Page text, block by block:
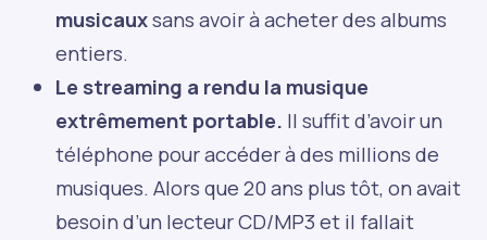
musicauxsans avoir à acheter des albums
entiers.
Le streaming a rendu la musique
extrêmement portable. Il suffit d’avoir un
téléphone pour accéder à des millions de
musiques. Alors que 20 ans plus tôt, on avait
besoin d’un lecteur CD/MP3 et il fallait